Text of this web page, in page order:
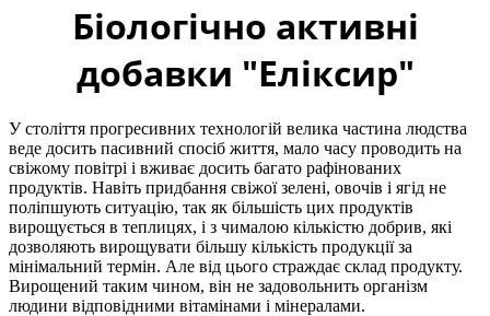
Біологічно активні
добавки "Еліксир"
У століття прогресивних технологій велика частина людства
веде досить пасивний спосіб життя, мало часу проводить на
свіжому повітрі і вживає досить багато рафінованих
продуктів. Навіть придбання свіжої зелені, овочів і ягід не
поліпшують ситуацію, так як більшість цих продуктів
вирощується в теплицях, і з чималою кількістю добрив, які
дозволяють вирощувати більшу кількість продукції за
мінімальний термін. Але від цього страждає склад продукту.
Вирощений таким чином, він не задовольнить організм
людини відповідними вітамінами і мінералами.